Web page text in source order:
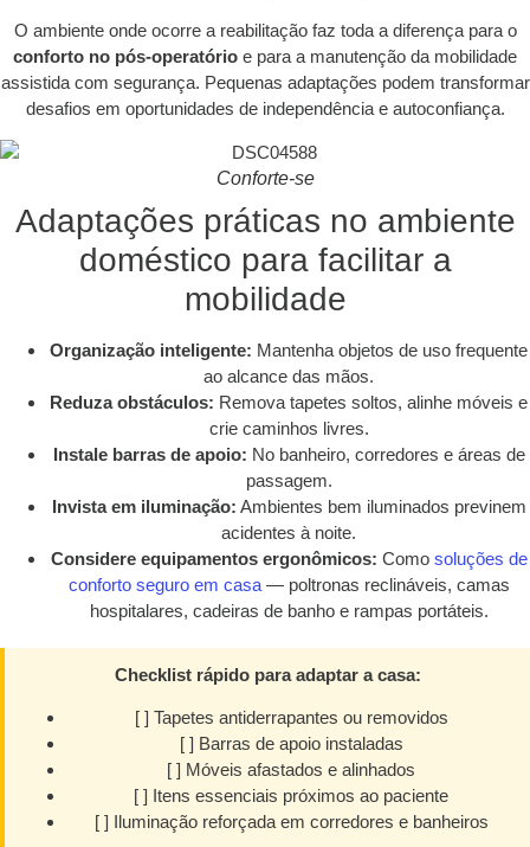
O ambiente onde ocorre a reabilitação faz toda a diferença para o
conforto no pós-operatório e para a manutenção da mobilidade
assistida com segurança. Pequenas adaptações podem transformar
desafios em oportunidades de independência e autoconfiança.
Conforte-se
Adaptações práticas no ambiente
doméstico para facilitar a
mobilidade
Organização inteligente: Mantenha objetos de uso frequente
ao alcance das mãos.
Reduza obstáculos: Remova tapetes soltos, alinhe móveis e
crie caminhos livres.
Instale barras de apoio: No banheiro, corredores e áreas de
passagem.
Invista em iluminação: Ambientes bem iluminados previnem
acidentes à noite.
Considere equipamentos ergonômicos: Como soluções de
conforto seguro em casa— poltronas reclináveis, camas
hospitalares, cadeiras de banho e rampas portáteis.
Checklist rápido para adaptar a casa:
[ ] Tapetes antiderrapantes ou removidos
[ ] Barras de apoio instaladas
[ ] Móveis afastados e alinhados
[ ] Itens essenciais próximos ao paciente
[ ] Iluminação reforçada em corredores e banheiros